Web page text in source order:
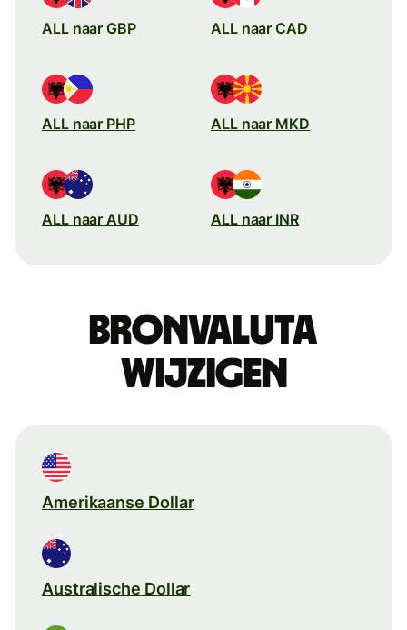
ALL naar GBP ALL naar CAD
ALL naar PHP ALL naar MKD
ALL naar AUD ALL naar INR
Bronvaluta
wijzigen
Amerikaanse Dollar
Australische Dollar